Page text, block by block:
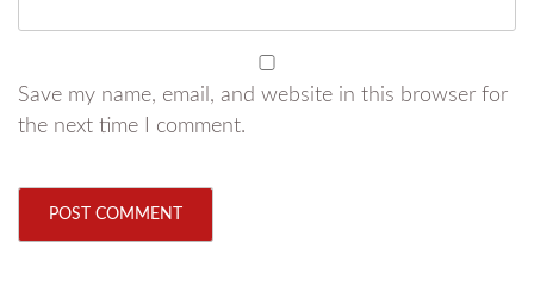
Save my name, email, and website in this browser for
the next time I comment.